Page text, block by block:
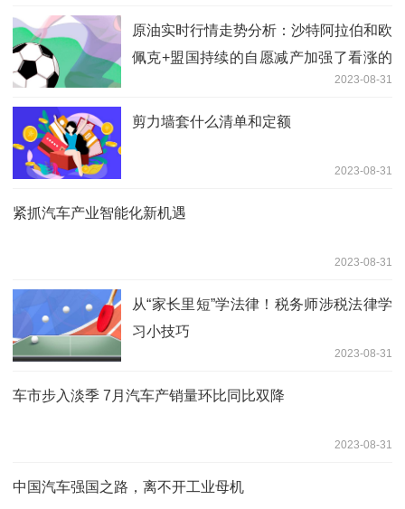
原油实时行情走势分析：沙特阿拉伯和欧
佩克+盟国持续的自愿减产加强了看涨的
2023-08-31
剪力墙套什么清单和定额
2023-08-31
紧抓汽车产业智能化新机遇
2023-08-31
从“家长里短”学法律！税务师涉税法律学
习小技巧
2023-08-31
车市步入淡季 7月汽车产销量环比同比双降
2023-08-31
中国汽车强国之路，离不开工业母机